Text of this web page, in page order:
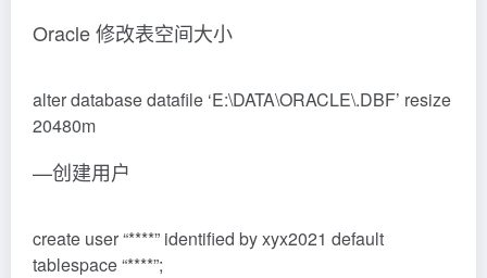
Oracle 修改表空间大小
alter database datafile ‘E:\DATA\ORACLE\.DBF’ resize
20480m
—创建用户
create user “****” identified by xyx2021 default
tablespace “****”;